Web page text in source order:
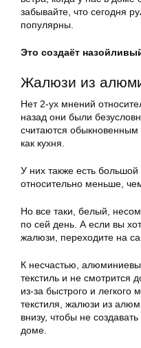
забывайте, что сегодня
популярны.
Это создаёт
Жалюзи из
Нет 2-ух мнений
назад они были
считаются
как кухня.
У них также есть
относительно меньше, чем
Но все таки, белый,
по сей день. А если вы
жалюзи, переходите на
К несчастью,
текстиль и не смотрится
из-за быстрого и легкого
текстиля, жалюзи из
внизу, чтобы не
доме.